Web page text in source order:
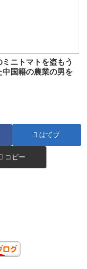
ミニトマトを盗もう
中国籍の農業の男を
はてブ
コピー